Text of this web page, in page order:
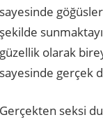
sayesinde
şekilde
güzellik olarak
sayesinde gerçek
Gerçekten seksi